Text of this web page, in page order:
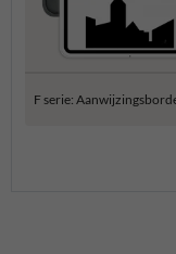
F serie: